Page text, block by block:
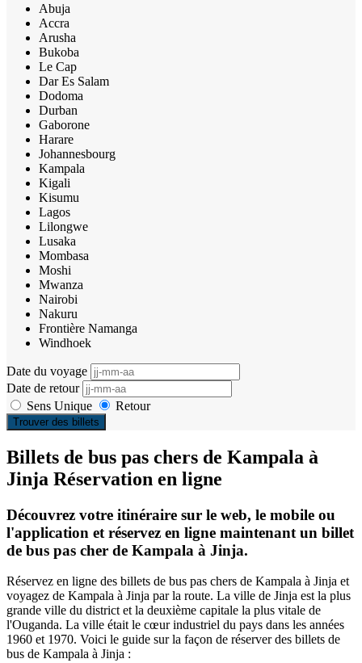
Abuja
Accra
Arusha
Bukoba
Le Cap
Dar Es Salam
Dodoma
Durban
Gaborone
Harare
Johannesbourg
Kampala
Kigali
Kisumu
Lagos
Lilongwe
Lusaka
Mombasa
Moshi
Mwanza
Nairobi
Nakuru
Frontière Namanga
Windhoek
Date du voyage
Date de retour
Sens Unique
Retour
Trouver des billets
Billets de bus pas chers de Kampala à
Jinja Réservation en ligne
Découvrez votre itinéraire sur le web, le mobile ou
l'application et réservez en ligne maintenant un billet
de bus pas cher de Kampala à Jinja.
Réservez en ligne des billets de bus pas chers de Kampala à Jinja et
voyagez de Kampala à Jinja par la route. La ville de Jinja est la plus
grande ville du district et la deuxième capitale la plus vitale de
l'Ouganda. La ville était le cœur industriel du pays dans les années
1960 et 1970. Voici le guide sur la façon de réserver des billets de
bus de Kampala à Jinja :